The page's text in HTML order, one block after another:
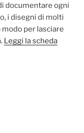
documentare ogni
i disegni di molti
per lasciare
Leggi la scheda